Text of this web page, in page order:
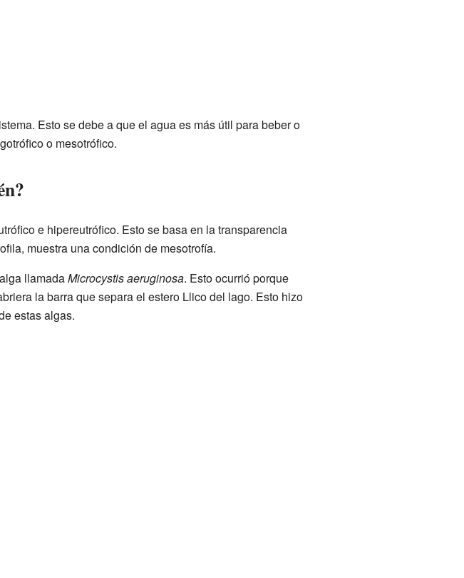
Esto se debe a que el agua es más útil para beber o
o mesotrófico.
e hipereutrófico. Esto se basa en la transparencia
muestra una condición de mesotrofía.
llamadaMicrocystis aeruginosa. Esto ocurrió porque
la barra que separa el estero Llico del lago. Esto hizo
estas algas.